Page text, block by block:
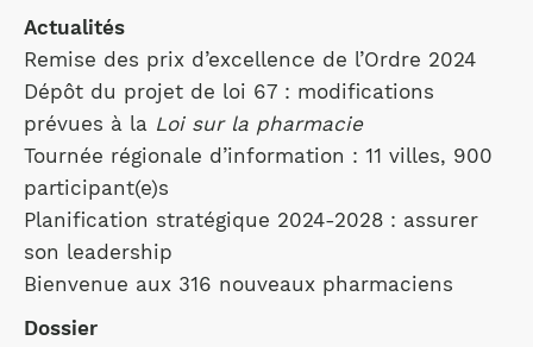
Actualités
Remise des prix d’excellence de l’Ordre 2024
Dépôt du projet de loi 67 : modifications
prévues à la Loi sur la pharmacie
Tournée régionale d’information : 11 villes, 900
participant(e)s
Planification stratégique 2024-2028 : assurer
son leadership
Bienvenue aux 316 nouveaux pharmaciens
Dossier